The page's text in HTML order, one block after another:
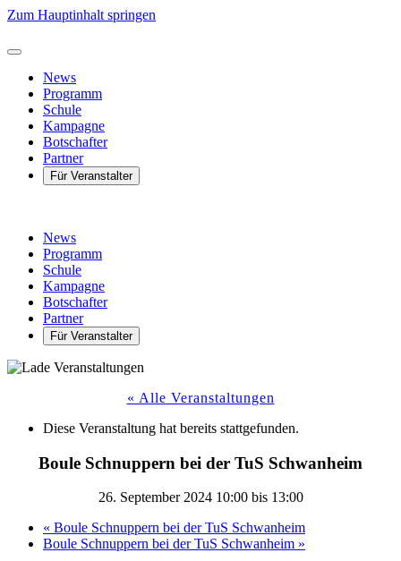
Zum Hauptinhalt springen
News
Programm
Schule
Kampagne
Botschafter
Partner
Für Veranstalter
News
Programm
Schule
Kampagne
Botschafter
Partner
Für Veranstalter
« Alle Veranstaltungen
Diese Veranstaltung hat bereits stattgefunden.
Boule Schnuppern bei der TuS Schwanheim
26. September 2024 10:00bis 13:00
« Boule Schnuppern bei der TuS Schwanheim
Boule Schnuppern bei der TuS Schwanheim »